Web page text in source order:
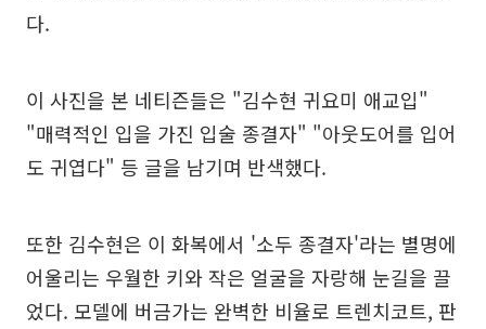
다.
이 사진을 본 네티즌들은 "김수현 귀요미 애교입"
"매력적인 입을 가진 입술 종결자" "아웃도어를 입어
도 귀엽다" 등 글을 남기며 반색했다.
또한 김수현은 이 화복에서 '소두 종결자'라는 별명에
어울리는 우월한 키와 작은 얼굴을 자랑해 눈길을 끌
었다. 모델에 버금가는 완벽한 비율로 트렌치코트, 판